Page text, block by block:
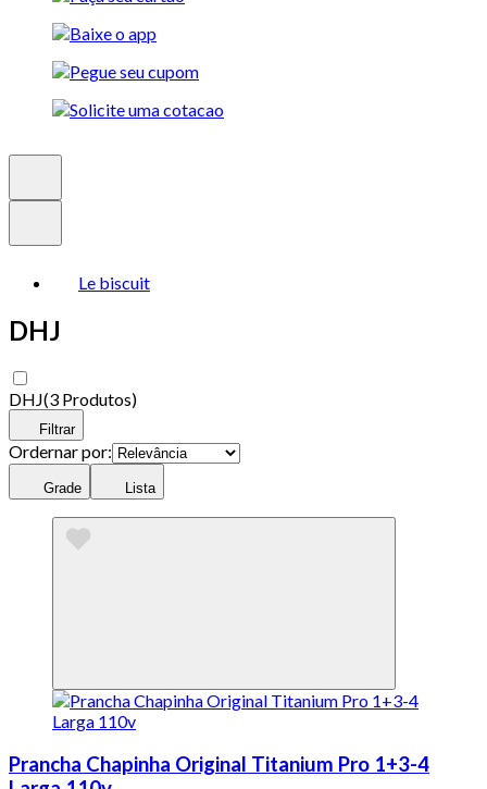
Le biscuit
DHJ
DHJ(3 Produtos)
Filtrar
Ordernar por:
Grade Lista
Prancha Chapinha Original Titanium Pro 1+3-4